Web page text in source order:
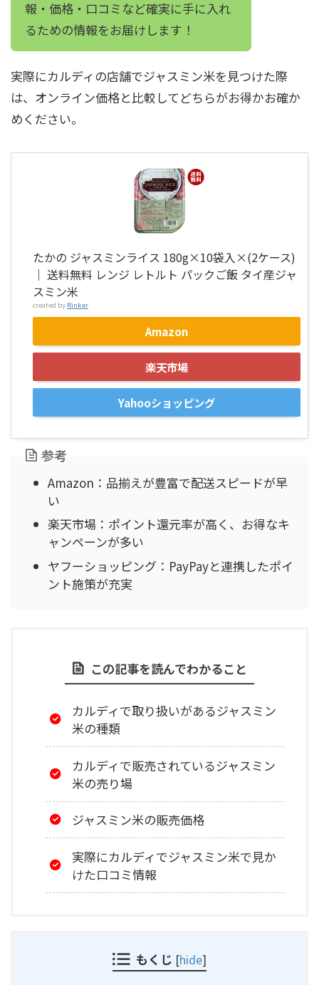
報・価格・口コミなど確実に手に入れ
るための情報をお届けします！
実際にカルディの店舗でジャスミン米を見つけた際
は、オンライン価格と比較してどちらがお得かお確か
めください。
たかの ジャスミンライス 180g×10袋入×(2ケース)
｜ 送料無料 レンジ レトルト パックご飯 タイ産ジャ
スミン米
created by Rinker
Amazon
楽天市場
Yahooショッピング
参考
Amazon：品揃えが豊富で配送スピードが早
い
楽天市場：ポイント還元率が高く、お得なキ
ャンペーンが多い
ヤフーショッピング：PayPayと連携したポイ
ント施策が充実
この記事を読んでわかること
カルディで取り扱いがあるジャスミン
米の種類
カルディで販売されているジャスミン
米の売り場
ジャスミン米の販売価格
実際にカルディでジャスミン米で見か
けた口コミ情報
もくじ [hide]